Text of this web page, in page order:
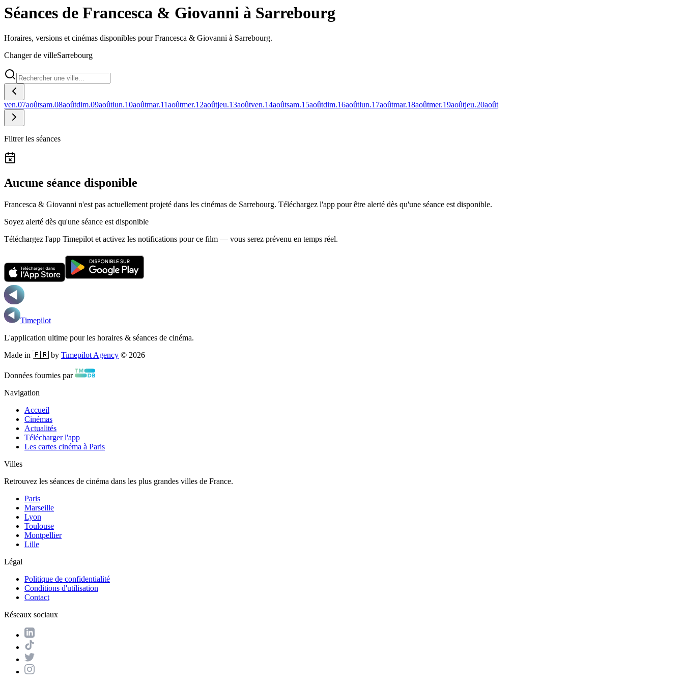
Séances de Francesca & Giovanni à Sarrebourg
Horaires, versions et cinémas disponibles pour Francesca & Giovanni à Sarrebourg.
Changer de villeSarrebourg
ven.07aoûtsam.08aoûtdim.09aoûtlun.10aoûtmar.11aoûtmer.12aoûtjeu.13aoûtven.14aoûtsam.15aoûtdim.16aoûtlun.17aoûtmar.18aoûtmer.19aoûtjeu.20août
Filtrer les séances
Aucune séance disponible
Francesca & Giovanni n'est pas actuellement projeté dans les cinémas de Sarrebourg. Téléchargez l'app pour être alerté dès qu'une séance est disponible.
Soyez alerté dès qu'une séance est disponible
Téléchargez l'app Timepilot et activez les notifications pour ce film — vous serez prévenu en temps réel.
Timepilot
L'application ultime pour les horaires & séances de cinéma.
Made in 🇫🇷 by Timepilot Agency © 2026
Données fournies par
Navigation
Accueil
Cinémas
Actualités
Télécharger l'app
Les cartes cinéma à Paris
Villes
Retrouvez les séances de cinéma dans les plus grandes villes de France.
Paris
Marseille
Lyon
Toulouse
Montpellier
Lille
Légal
Politique de confidentialité
Conditions d'utilisation
Contact
Réseaux sociaux